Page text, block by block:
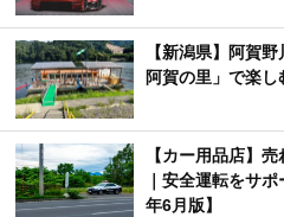
【新潟県】阿賀
阿賀の里」で楽
【カー用品店】
｜安全運転をサ
年6月版】